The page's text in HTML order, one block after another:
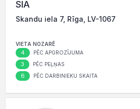
SIA
Skandu iela 7, Rīga, LV-1067
VIETA NOZARĒ
4 PĒC APGROZĪJUMA
3 PĒC PEĻŅAS
6 PĒC DARBINIEKU SKAITA